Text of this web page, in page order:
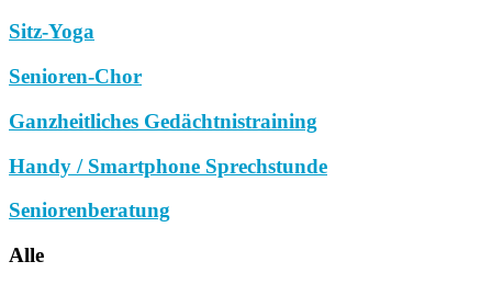
Sitz-Yoga
Senioren-Chor
Ganzheitliches Gedächtnistraining
Handy / Smartphone Sprechstunde
Seniorenberatung
Alle